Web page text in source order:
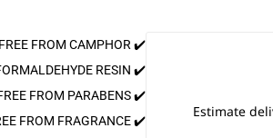
Estimate
✔️ FREE FROM CAMPHOR
✔️ FREE FROM FORMALDEHYDE RESIN
✔️ FREE FROM PARABENS
✔️ FREE FROM FRAGRANCE